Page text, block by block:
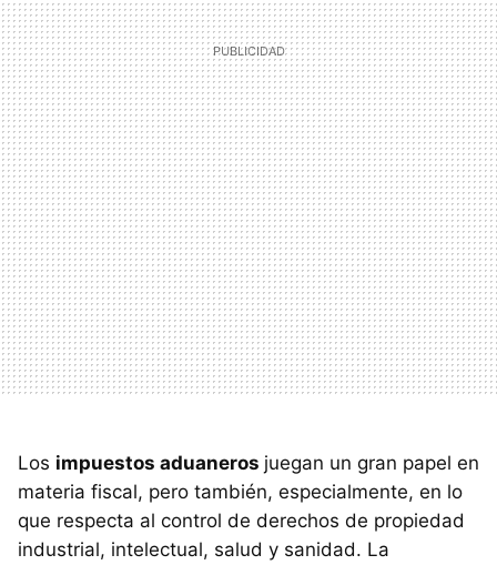
Los impuestos aduaneros juegan un gran papel en
materia fiscal, pero también, especialmente, en lo
que respecta al control de derechos de propiedad
industrial, intelectual, salud y sanidad. La